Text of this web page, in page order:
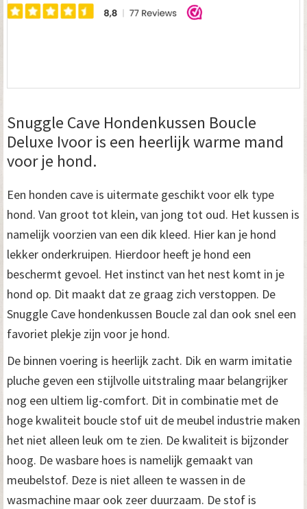
Snuggle Cave Hondenkussen Boucle
Deluxe Ivoor is een heerlijk warme mand
voor je hond.
Een honden cave is uitermate geschikt voor elk type
hond. Van groot tot klein, van jong tot oud. Het kussen is
namelijk voorzien van een dik kleed. Hier kan je hond
lekker onderkruipen. Hierdoor heeft je hond een
beschermt gevoel. Het instinct van het nest komt in je
hond op. Dit maakt dat ze graag zich verstoppen. De
Snuggle Cave hondenkussen Boucle zal dan ook snel een
favoriet plekje zijn voor je hond.
De binnen voering is heerlijk zacht. Dik en warm imitatie
pluche geven een stijlvolle uitstraling maar belangrijker
nog een ultiem lig-comfort. Dit in combinatie met de
hoge kwaliteit boucle stof uit de meubel industrie maken
het niet alleen leuk om te zien. De kwaliteit is bijzonder
hoog. De wasbare hoes is namelijk gemaakt van
meubelstof. Deze is niet alleen te wassen in de
wasmachine maar ook zeer duurzaam. De stof is